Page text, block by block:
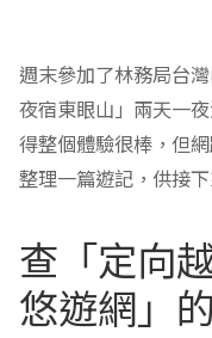
週末參加了林務局台
夜宿東眼山」兩天一
得整個體驗很棒，但
整理一篇遊記，供接
查「定向
悠遊網」